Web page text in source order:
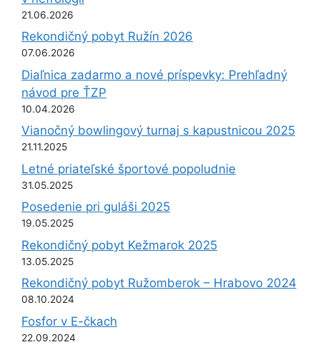
21.06.2026
Rekondičný pobyt Ružín 2026
07.06.2026
Diaľnica zadarmo a nové príspevky: Prehľadný
návod pre ŤZP
10.04.2026
Vianočný bowlingový turnaj s kapustnicou 2025
21.11.2025
Letné priateľské športové popoludnie
31.05.2025
Posedenie pri guláši 2025
19.05.2025
Rekondičný pobyt Kežmarok 2025
13.05.2025
Rekondičný pobyt Ružomberok – Hrabovo 2024
08.10.2024
Fosfor v E-čkach
22.09.2024